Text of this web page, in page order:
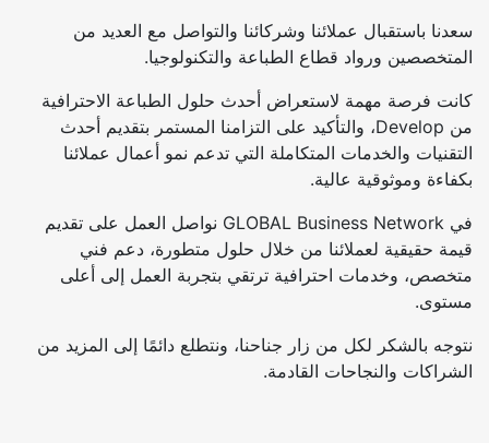
سعدنا باستقبال عملائنا وشركائنا والتواصل مع العديد من
المتخصصين ورواد قطاع الطباعة والتكنولوجيا.
كانت فرصة مهمة لاستعراض أحدث حلول الطباعة الاحترافية
من Develop، والتأكيد على التزامنا المستمر بتقديم أحدث
التقنيات والخدمات المتكاملة التي تدعم نمو أعمال عملائنا
بكفاءة وموثوقية عالية.
في GLOBAL Business Network نواصل العمل على تقديم
قيمة حقيقية لعملائنا من خلال حلول متطورة، دعم فني
متخصص، وخدمات احترافية ترتقي بتجربة العمل إلى أعلى
مستوى.
نتوجه بالشكر لكل من زار جناحنا، ونتطلع دائمًا إلى المزيد من
الشراكات والنجاحات القادمة.